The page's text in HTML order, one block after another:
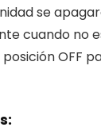
se
cuando no
OFF